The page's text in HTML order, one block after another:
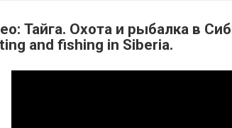
Тайга. Охота и рыбалка в
and fishing in Siberia.